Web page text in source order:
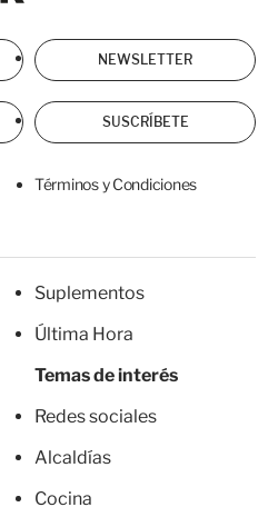
NEWSLETTER
SUSCRÍBETE
Términos y Condiciones
Suplementos
Última Hora
Temas de interés
Redes sociales
Alcaldías
Cocina